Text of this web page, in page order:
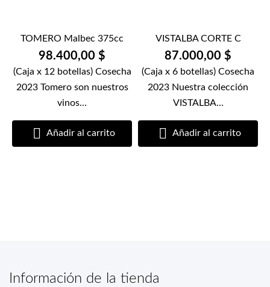
TOMERO Malbec 375cc
98.400,00 $
(Caja x 12 botellas) Cosecha
2023 Tomero son nuestros
vinos...
 Añadir al carrito
VISTALBA CORTE C
87.000,00 $
(Caja x 6 botellas) Cosecha
2023 Nuestra colección
VISTALBA...
 Añadir al carrito
Información de la tienda